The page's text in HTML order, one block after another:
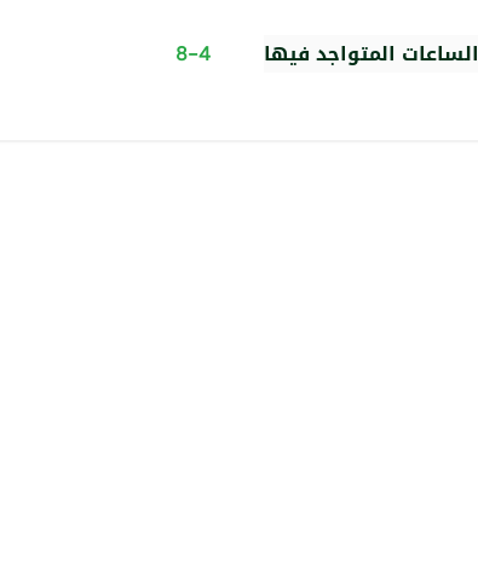
الساعات المتواجد فيها
8-4